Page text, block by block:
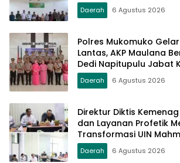
Daerah 6 Agustus 2026
Polres Mukomuko
Lantas, AKP Maulana
Dedi Napitupulu Jabat
Daerah 6 Agustus 2026
Direktur Diktis
dan Layanan Profetik
Transformasi UIN
Batusangkar Menjadi
Bereputasi Global
Daerah 6 Agustus 2026